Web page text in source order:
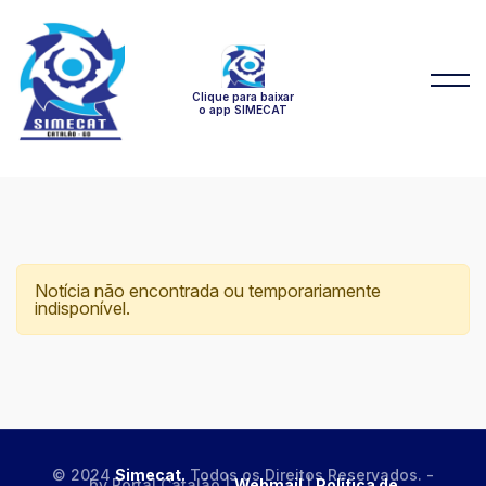
Clique para baixar
o app SIMECAT
Notícia não encontrada ou temporariamente
indisponível.
© 2024Simecat. Todos os Direitos Reservados. -